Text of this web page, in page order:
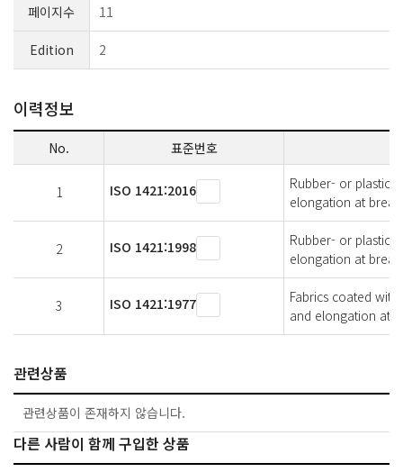
페이지수 11
Edition 2
이력정보
No. 표준번호
1 ISO 1421:2016
Rubber- or
elongation at break
2 ISO 1421:1998
Rubber- or
elongation at break
3 ISO 1421:1977
Fabrics coated
and elongation at
관련상품
관련상품이 존재하지 않습니다.
다른 사람이 함께 구입한 상품